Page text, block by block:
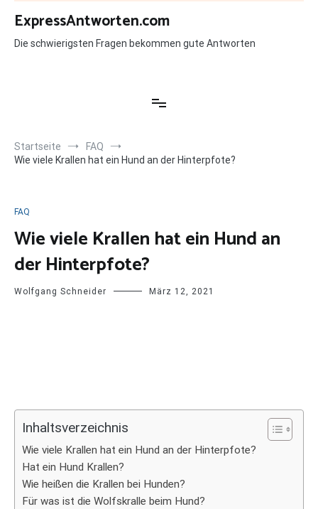
Zum
Inhalt
springen
ExpressAntworten.com
Die schwierigsten Fragen bekommen gute Antworten
Startseite
FAQ
Wie viele Krallen hat ein Hund an der Hinterpfote?
FAQ
Wie viele Krallen hat ein Hund an
der Hinterpfote?
Wolfgang Schneider März 12, 2021
Inhaltsverzeichnis
Wie viele Krallen hat ein Hund an der Hinterpfote?
Hat ein Hund Krallen?
Wie heißen die Krallen bei Hunden?
Für was ist die Wolfskralle beim Hund?